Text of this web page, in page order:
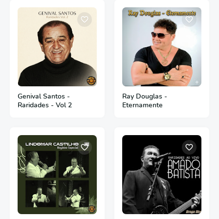
Genival Santos -
Raridades - Vol 2
Ray Douglas -
Eternamente